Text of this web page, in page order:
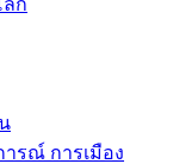
ลก
ารณ์ การเมือง